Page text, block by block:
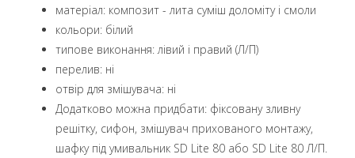
матеріал: композит - лита суміш доломіту і смоли
кольори: білий
типове виконання: лівий і правий (Л/П)
перелив: ні
oтвір для змішувача: ні
Додатково можна придбати: фіксовану зливну
решітку, сифон, змішувач прихованого монтажу,
шафку під умивальник SD Lite 80 або SD Lite 80 Л/П.